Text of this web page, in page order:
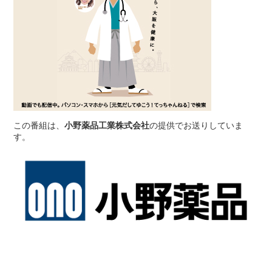
この番組は、小野薬品工業株式会社の提供でお送りしていま
す。